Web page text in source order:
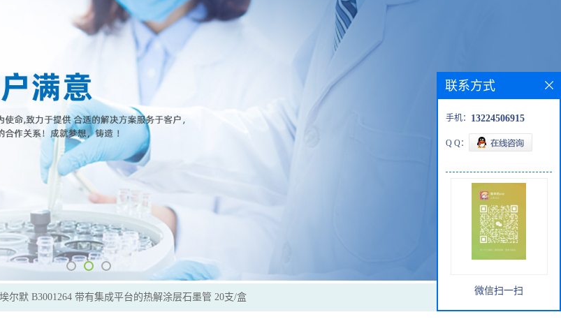
尔默 B3001264 带有集成平台的热解涂层石墨管 20支/盒
联系方式
手机： 13224506915
Q Q：
微信扫一扫